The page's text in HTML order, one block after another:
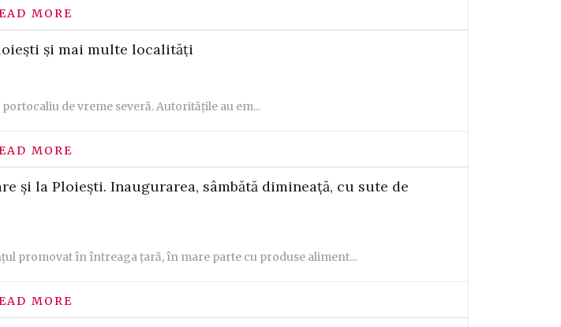
MORE
și mai multe localități
de vreme severă. Autoritățile au em...
MORE
și la Ploiești. Inaugurarea, sâmbătă dimineață, cu sute de
promovat în întreaga țară, în mare parte cu produse aliment...
MORE